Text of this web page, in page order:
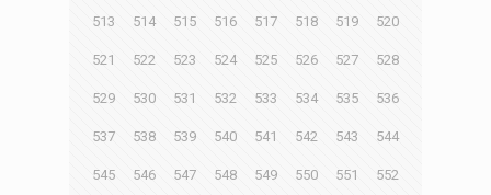
513 514 515 516 517 518 519 520
521 522 523 524 525 526 527 528
529 530 531 532 533 534 535 536
537 538 539 540 541 542 543 544
545 546 547 548 549 550 551 552